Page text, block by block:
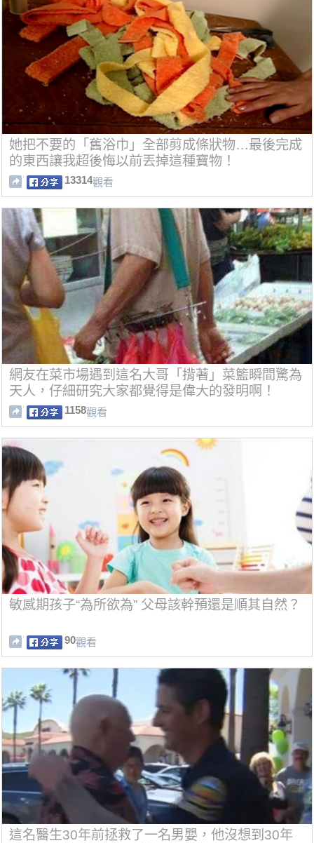
她把不要的「舊浴巾」全部剪成條狀物…最後完成
的東西讓我超後悔以前丟掉這種寶物！
13314觀看
網友在菜市場遇到這名大哥「揹著」菜籃瞬間驚為
天人，仔細研究大家都覺得是偉大的發明啊！
1158觀看
敏感期孩子“為所欲為” 父母該幹預還是順其自然？
90觀看
這名醫生30年前拯救了一名男嬰，他沒想到30年